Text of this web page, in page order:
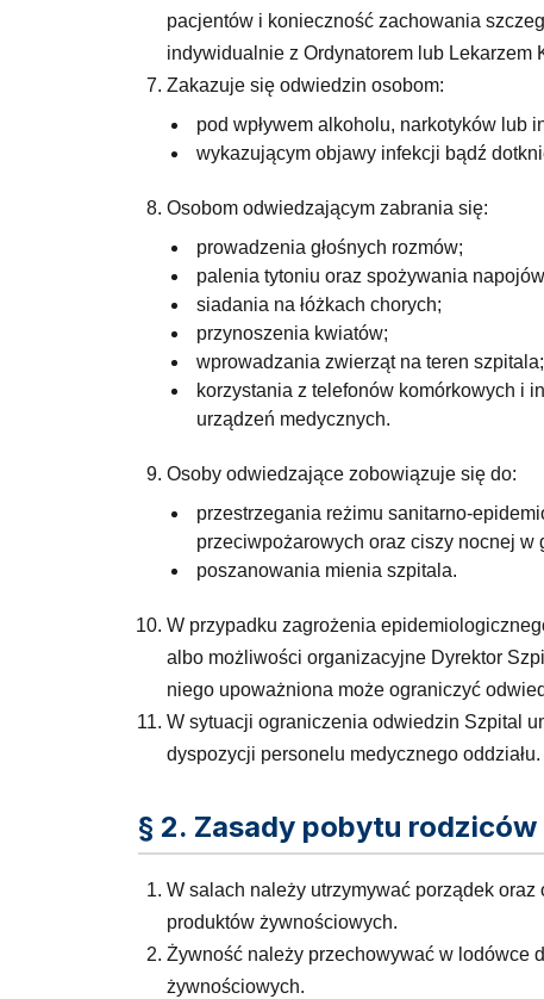
pacjentów i konieczność zachowania
indywidualnie z Ordynatorem lub Lekarzem
Zakazuje się odwiedzin osobom:
pod wpływem alkoholu, narkotyków lub
wykazującym objawy infekcji bądź
Osobom odwiedzającym zabrania się:
prowadzenia głośnych rozmów;
palenia tytoniu oraz spożywania
siadania na łóżkach chorych;
przynoszenia kwiatów;
wprowadzania zwierząt na teren szpitala;
korzystania z telefonów komórkowych i
urządzeń medycznych.
Osoby odwiedzające zobowiązuje się do:
przestrzegania reżimu sanitarno-
przeciwpożarowych oraz ciszy nocnej w
poszanowania mienia szpitala.
W przypadku zagrożenia
albo możliwości organizacyjne Dyrektor
niego upoważniona może ograniczyć
W sytuacji ograniczenia odwiedzin Szpital
dyspozycji personelu medycznego oddziału.
§ 2. Zasady pobytu
W salach należy utrzymywać porządek
produktów żywnościowych.
Żywność należy przechowywać w lodówce
żywnościowych.